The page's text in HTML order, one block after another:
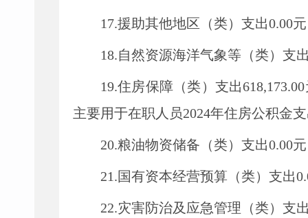
17.援助其他地区（类）支出0.00
18.自然资源海洋气象等（类）支
19.住房保障（类）支出618,
主要用于在职人员2024年住房公积金
20.粮油物资储备（类）支出0.00
21.国有资本经营预算（类）支出
22.灾害防治及应急管理（类）支